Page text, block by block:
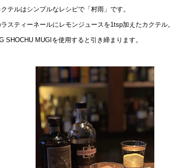
テルはシンプルなレシピで「村雨」です。
スティーネールにレモンジュースを1tsp加えたカクテル。
SHOCHU MUGIを使用すると引き締まります。